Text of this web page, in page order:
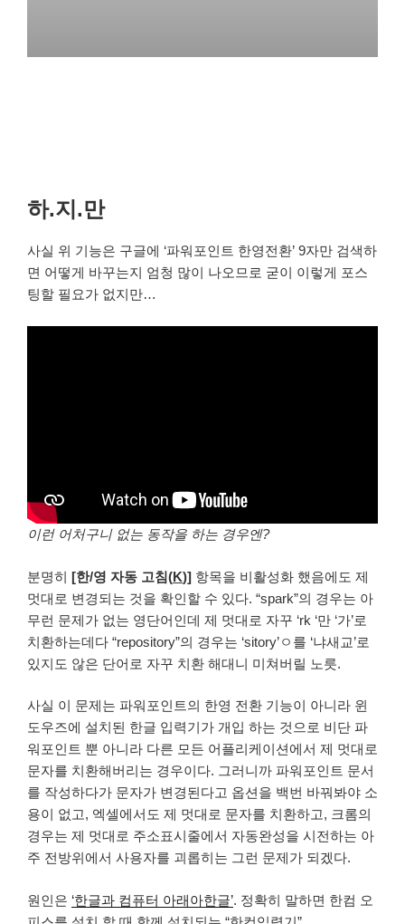
하.지.만
사실 위 기능은 구글에 ‘파워포인트 한영전환’ 9자만 검색하
면 어떻게 바꾸는지 엄청 많이 나오므로 굳이 이렇게 포스
팅할 필요가 없지만…
이런 어처구니 없는 동작을 하는 경우엔?
분명히 [한/영 자동 고침(K)] 항목을 비활성화 했음에도 제
멋대로 변경되는 것을 확인할 수 있다. “spark”의 경우는 아
무런 문제가 없는 영단어인데 제 멋대로 자꾸 ‘rk ‘만 ‘가’로
치환하는데다 “repository”의 경우는 ‘sitory’ㅇ를 ‘냐새교’로
있지도 않은 단어로 자꾸 치환 해대니 미쳐버릴 노릇.
사실 이 문제는 파워포인트의 한영 전환 기능이 아니라 윈
도우즈에 설치된 한글 입력기가 개입 하는 것으로 비단 파
워포인트 뿐 아니라 다른 모든 어플리케이션에서 제 멋대로
문자를 치환해버리는 경우이다. 그러니까 파워포인트 문서
를 작성하다가 문자가 변경된다고 옵션을 백번 바꿔봐야 소
용이 없고, 엑셀에서도 제 멋대로 문자를 치환하고, 크롬의
경우는 제 멋대로 주소표시줄에서 자동완성을 시전하는 아
주 전방위에서 사용자를 괴롭히는 그런 문제가 되겠다.
원인은 ‘한글과 컴퓨터 아래아한글’. 정확히 말하면 한컴 오